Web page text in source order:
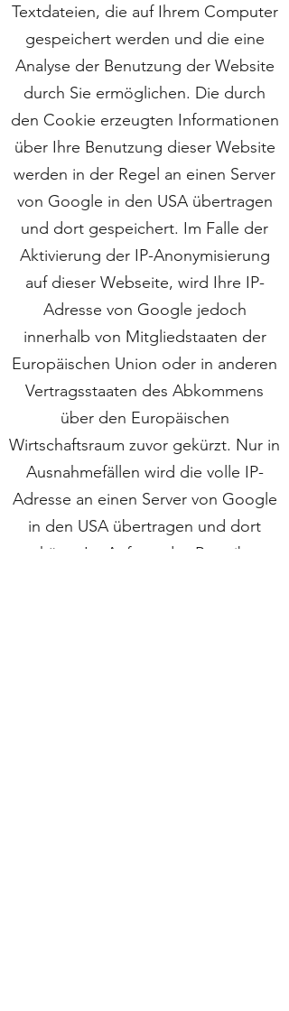
Textdateien, die auf Ihrem Computer
gespeichert werden und die eine
Analyse der Benutzung der Website
durch Sie ermöglichen. Die durch
den Cookie erzeugten Informationen
über Ihre Benutzung dieser Website
werden in der Regel an einen Server
von Google in den USA übertragen
und dort gespeichert. Im Falle der
Aktivierung der IP-Anonymisierung
auf dieser Webseite, wird Ihre IP-
Adresse von Google jedoch
innerhalb von Mitgliedstaaten der
Europäischen Union oder in anderen
Vertragsstaaten des Abkommens
über den Europäischen
Wirtschaftsraum zuvor gekürzt. Nur in
Ausnahmefällen wird die volle IP-
Adresse an einen Server von Google
in den USA übertragen und dort
gekürzt. Im Auftrag des Betreibers